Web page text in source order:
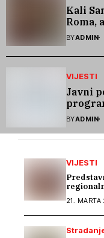
Kali
Roma,
BYADMIN
VIJESTI
Javni
BYADMIN
VIJESTI
21. MARTA